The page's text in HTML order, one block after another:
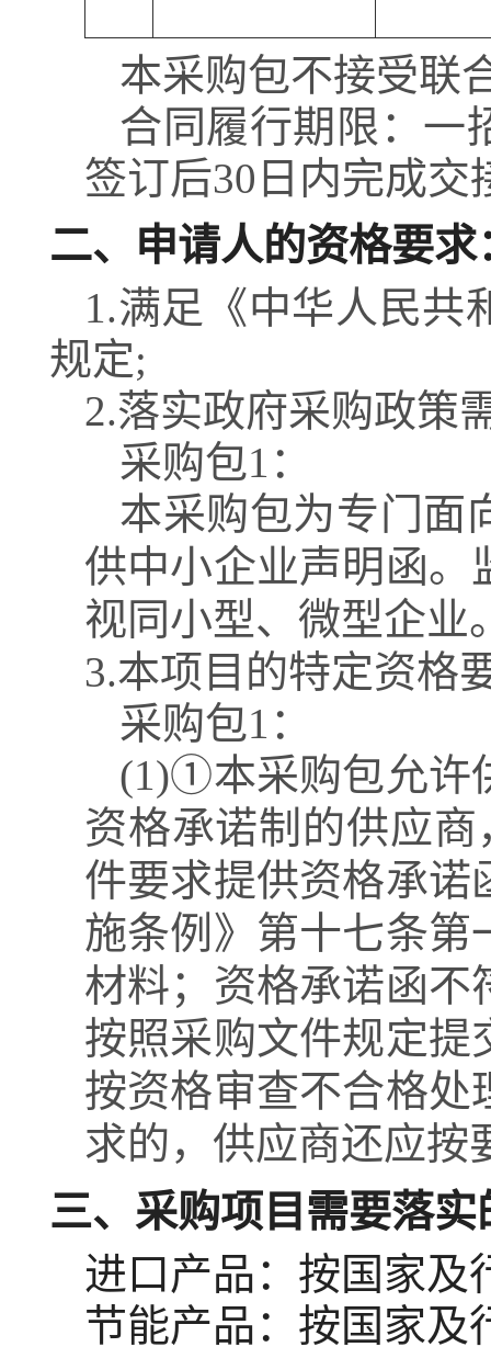
本采购包不接受联
合同履行期限： 一
签订后30日内完成交
二、申请人的资格要求
1.满足《中华人民共
规定;
2.落实政府采购政策
采购包1：
本采购包为专门面
供中小企业声明函。
视同小型、微型企业
3.本项目的特定资格
采购包1：
(1)①本采购包允许
资格承诺制的供应
件要求提供资格承诺
施条例》第十七条第
材料；资格承诺函不
按照采购文件规定提
按资格审查不合格
求的，供应商还应按
三、采购项目需要落
进口产品： 按国家及
节能产品： 按国家及